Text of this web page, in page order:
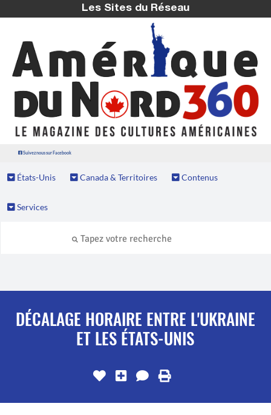
Les Sites du Réseau
Suivez nous sur Facebook
États-Unis Canada & Territoires Contenus
Services
DÉCALAGE HORAIRE ENTRE L'UKRAINE
ET LES ÉTATS-UNIS